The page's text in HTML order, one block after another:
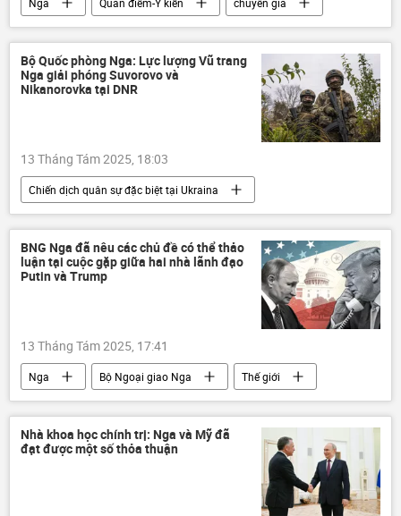
phương Tây
Thế giới
Chính trị
NATO
Chiến dịch quân sự đặc biệt tại Ukraina
Cuộc khủng hoảng ở Ukraina
Alaska
Donald Trump
Vladimir Putin
Hoa Kỳ
Bộ Quốc phòng Nga: Lực lượng Vũ trang
Nga giải phóng Suvorovo và
Nikanorovka tại DNR
13 Tháng Tám 2025, 18:03
Chiến dịch quân sự đặc biệt tại Ukraina
Nga
Bộ Quốc phòng Nga
Cuộc khủng hoảng ở Ukraina
Ukraina
DNR
Quân sự
Thế giới
BNG Nga đã nêu các chủ đề có thể thảo
luận tại cuộc gặp giữa hai nhà lãnh đạo
Putin và Trump
13 Tháng Tám 2025, 17:41
Nga Bộ Ngoại giao Nga
Thế giới
Chính trị
Hoa Kỳ
Alaska
Cuộc gặp giữa Vladimir Putin và Donald Trump tại Alaska
Donald Trump
Vladimir Putin
Nhà khoa học chính trị: Nga và Mỹ đã
đạt được một số thỏa thuận